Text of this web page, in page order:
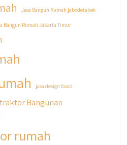
lanjut terkait program
bio yaa
#kontraktorbangunan
Jasa Bangun Rumah jabodetabek
Bangun Rumah Jakarta Timur
jasa design fasad
Bangunan
rumah